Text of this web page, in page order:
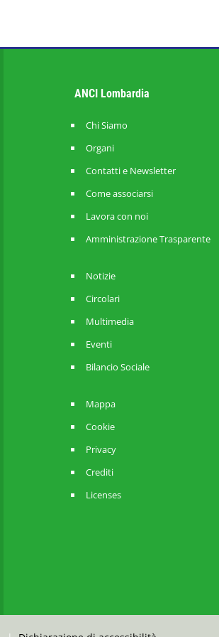
ANCI Lombardia
Chi Siamo
Organi
Contatti e Newsletter
Come associarsi
Lavora con noi
Amministrazione Trasparente
Notizie
Circolari
Multimedia
Eventi
Bilancio Sociale
Mappa
Cookie
Privacy
Crediti
Licenses